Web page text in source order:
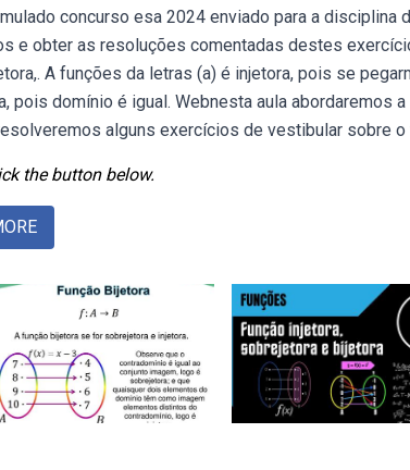
concurso esa 2024 enviado para a disciplina
e obter as resoluções comentadas destes
A funções da letras (a) é injetora, pois se
domínio é igual. Webnesta aula abordaremos a
alguns exercícios de vestibular sobre o
the button below.